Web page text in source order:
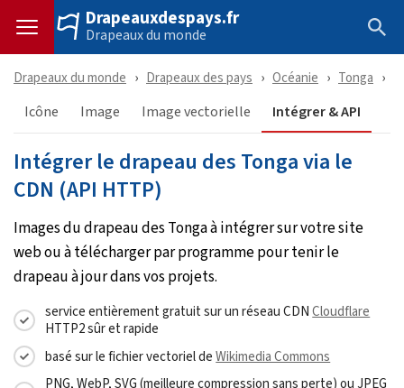
Drapeauxdespays.fr
Drapeaux du monde
Drapeaux du monde Drapeaux des pays Océanie Tonga
Icône Image Image vectorielle Intégrer & API
Intégrer le drapeau des Tonga via le
CDN (API HTTP)
Images du drapeau des Tonga à intégrer sur votre site
web ou à télécharger par programme pour tenir le
drapeau à jour dans vos projets.
service entièrement gratuit sur un réseau CDNCloudflare
HTTP2 sûr et rapide
basé sur le fichier vectoriel deWikimedia Commons
PNG, WebP, SVG (meilleure compression sans perte) ou JPEG